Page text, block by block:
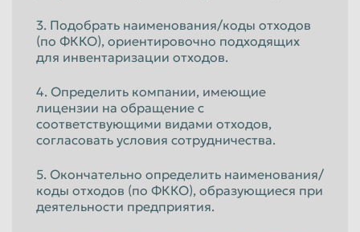
3. Подобрать наименования/коды отходов
(по ФККО), ориентировочно подходящих
для инвентаризации отходов.
4. Определить компании, имеющие
лицензии на обращение с
соответствующими видами отходов,
согласовать условия сотрудничества.
5. Окончательно определить наименования/
коды отходов (по ФККО), образующиеся при
деятельности предприятия.